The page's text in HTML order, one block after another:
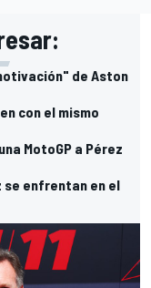
de Aston
con el mismo
MotoGP a Pérez
se enfrentan en el